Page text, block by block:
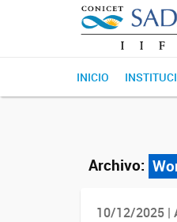
INICIO
Archivo:
10/12/2025 |